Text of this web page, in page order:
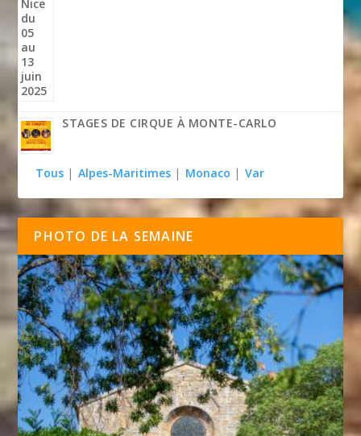
STAGES DE CIRQUE À MONTE-CARLO
Tous | Alpes-Maritimes | Monaco | Var
PHOTO DE LA SEMAINE